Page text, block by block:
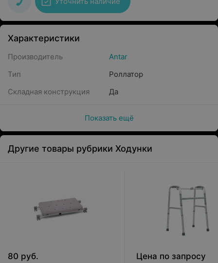
Характеристики
Производитель
Antar
Тип
Роллатор
Складная конструкция
Да
Показать ещё
Другие товары рубрики Ходунки
80 руб. Цена по запросу